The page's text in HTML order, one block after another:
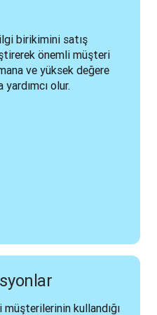
birikimini satış
önemli müşteri
ve yüksek değere
olur.
müşterilerinin kullandığı